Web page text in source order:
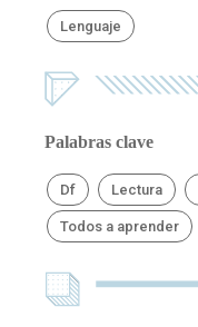
Lenguaje
Palabras clave
Df Lectura
Todos a aprender